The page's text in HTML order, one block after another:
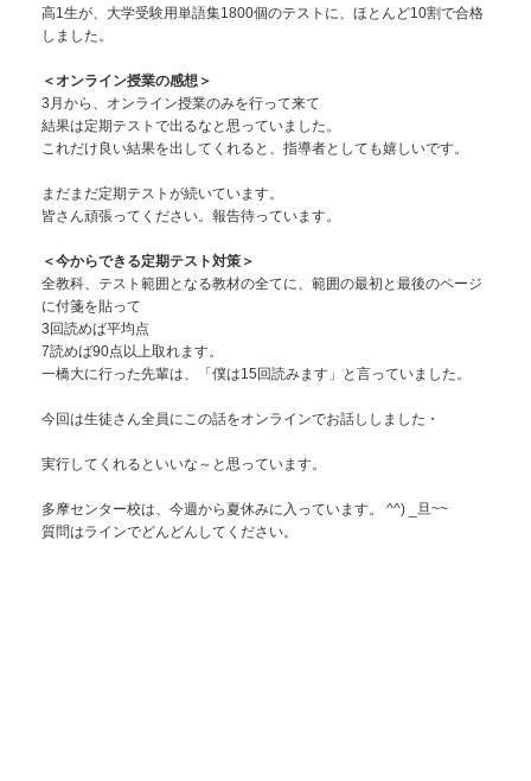
高1生が、大学受験用単語集1800個のテストに、ほとんど10割で合格
しました。
＜オンライン授業の感想＞
3月から、オンライン授業のみを行って来て
結果は定期テストで出るなと思っていました。
これだけ良い結果を出してくれると、指導者としても嬉しいです。
まだまだ定期テストが続いています。
皆さん頑張ってください。報告待っています。
＜今からできる定期テスト対策＞
全教科、テスト範囲となる教材の全てに、範囲の最初と最後のページ
に付箋を貼って
3回読めば平均点
7読めば90点以上取れます。
一橋大に行った先輩は、「僕は15回読みます」と言っていました。
今回は生徒さん全員にこの話をオンラインでお話ししました・
実行してくれるといいな～と思っています。
多摩センター校は、今週から夏休みに入っています。 ^^) _旦~~
質問はラインでどんどんしてください。